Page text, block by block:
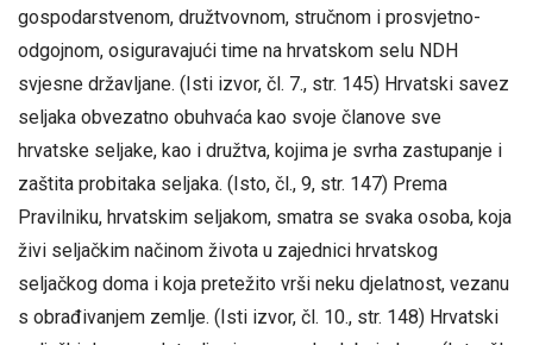
gospodarstvenom, družtvovnom, stručnom i prosvjetno-
odgojnom, osiguravajući time na hrvatskom selu NDH
svjesne državljane. (Isti izvor, čl. 7., str. 145) Hrvatski savez
seljaka obvezatno obuhvaća kao svoje članove sve
hrvatske seljake, kao i družtva, kojima je svrha zastupanje i
zaštita probitaka seljaka. (Isto, čl., 9, str. 147) Prema
Pravilniku, hrvatskim seljakom, smatra se svaka osoba, koja
živi seljačkim načinom života u zajednici hrvatskog
seljačkog doma i koja pretežito vrši neku djelatnost, vezanu
s obrađivanjem zemlje. (Isti izvor, čl. 10., str. 148) Hrvatski